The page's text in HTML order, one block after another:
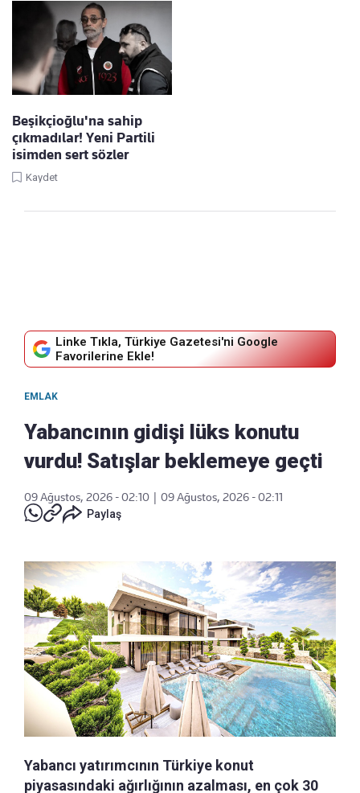
Beşikçioğlu'na sahip
çıkmadılar! Yeni Partili
isimden sert sözler
Kaydet
Linke Tıkla, Türkiye Gazetesi'ni Google
Favorilerine Ekle!
EMLAK
Yabancının gidişi lüks konutu
vurdu! Satışlar beklemeye geçti
09 Ağustos, 2026 - 02:10
09 Ağustos, 2026 - 02:11
Paylaş
Yabancı yatırımcının Türkiye konut
piyasasındaki ağırlığının azalması, en çok 30